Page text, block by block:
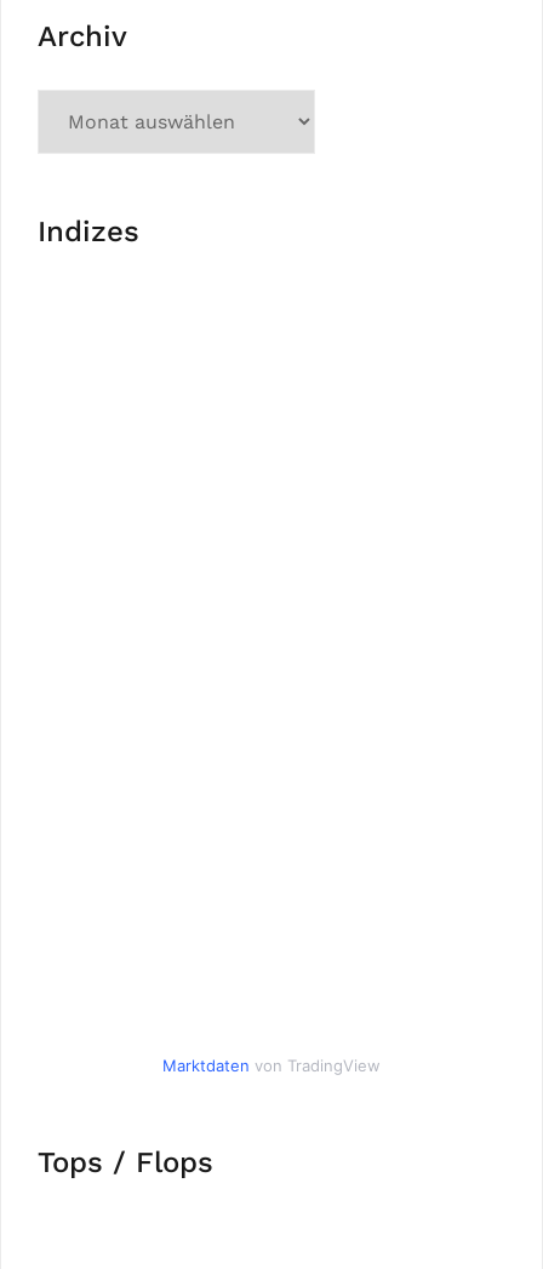
Archiv
Indizes
Marktdaten von TradingView
Tops / Flops